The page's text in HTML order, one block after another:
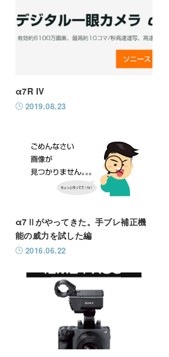
α7R IV
2019.08.23
α7Ⅱがやってきた。手ブレ補正機
能の威力を試した編
2016.06.22